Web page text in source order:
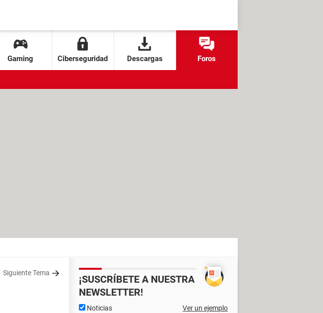
Gaming Ciberseguridad Descargas Foros
Siguiente Tema
¡SUSCRÍBETE A NUESTRA
NEWSLETTER!
Noticias Ver un ejemplo